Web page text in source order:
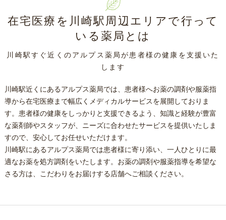
川崎駅すぐ近くのアルプス薬局が患者様の健康を支援いた
します
在宅医療を川崎駅周辺エリアで行って
いる薬局とは
川崎駅近くにあるアルプス薬局では、患者様へお薬の調剤や服薬指
導から在宅医療まで幅広くメディカルサービスを展開しておりま
す。患者様の健康をしっかりと支援できるよう、知識と経験が豊富
な薬剤師やスタッフが、ニーズに合わせたサービスを提供いたしま
すので、安心してお任せいただけます。
川崎駅にあるアルプス薬局では患者様に寄り添い、一人ひとりに最
適なお薬を処方調剤をいたします。お薬の調剤や服薬指導を希望な
さる方は、こだわりをお届けする店舗へご相談ください。